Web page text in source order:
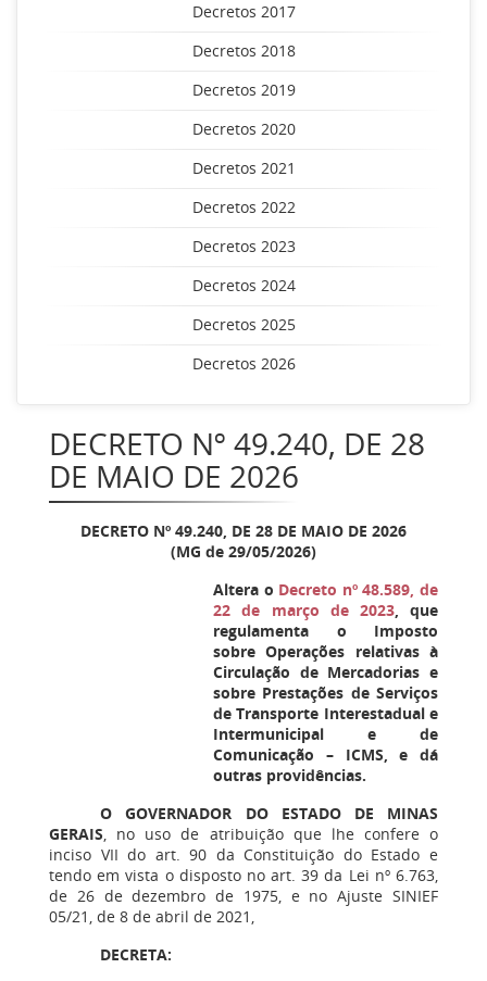
Decretos 2017
Decretos 2018
Decretos 2019
Decretos 2020
Decretos 2021
Decretos 2022
Decretos 2023
Decretos 2024
Decretos 2025
Decretos 2026
DECRETO Nº 49.240, DE 28
DE MAIO DE 2026
DECRETO Nº 49.240, DE 28 DE MAIO DE 2026
(MG de 29/05/2026)
Altera o Decreto nº 48.589, de
22 de março de 2023, que
regulamenta o Imposto
sobre Operações relativas à
Circulação de Mercadorias e
sobre Prestações de Serviços
de Transporte Interestadual e
Intermunicipal e de
Comunicação – ICMS, e dá
outras providências.
O GOVERNADOR DO ESTADO DE MINAS
GERAIS, no uso de atribuição que lhe confere o
inciso VII do art. 90 da Constituição do Estado e
tendo em vista o disposto no art. 39 da Lei nº 6.763,
de 26 de dezembro de 1975, e no Ajuste SINIEF
05/21, de 8 de abril de 2021,
DECRETA: